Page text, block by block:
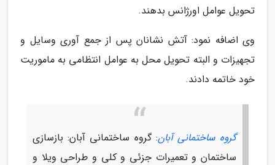
تحویل عوامل اورژانس بدهند.
وی اضافه نمود: آتش نشانان پس از جمع آوری وسایل و
تجهیزات و البته تحویل محل به عوامل انتظامی به ماموریت
خود خاتمه دادند.
گروه ساختمانی آبان: گروه ساختمانی آبان: بازسازی
ساختمان و تعمیرات جزئی و کلی و طراحی ویلا و